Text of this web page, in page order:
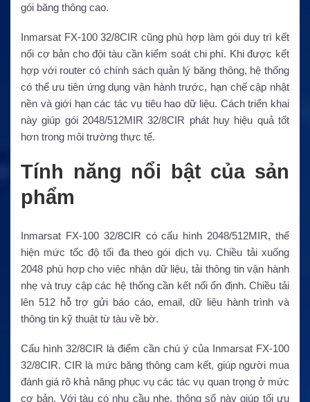
gói băng thông cao.
Inmarsat FX-100 32/8CIR cũng phù hợp làm gói duy trì kết
nối cơ bản cho đội tàu cần kiểm soát chi phí. Khi được kết
hợp với router có chính sách quản lý băng thông, hệ thống
có thể ưu tiên ứng dụng vận hành trước, hạn chế cập nhật
nền và giới hạn các tác vụ tiêu hao dữ liệu. Cách triển khai
này giúp gói 2048/512MIR 32/8CIR phát huy hiệu quả tốt
hơn trong môi trường thực tế.
Tính năng nổi bật của sản
phẩm
Inmarsat FX-100 32/8CIR có cấu hình 2048/512MIR, thể
hiện mức tốc độ tối đa theo gói dịch vụ. Chiều tải xuống
2048 phù hợp cho việc nhận dữ liệu, tải thông tin vận hành
nhẹ và truy cập các hệ thống cần kết nối ổn định. Chiều tải
lên 512 hỗ trợ gửi báo cáo, email, dữ liệu hành trình và
thông tin kỹ thuật từ tàu về bờ.
Cấu hình 32/8CIR là điểm cần chú ý của Inmarsat FX-100
32/8CIR. CIR là mức băng thông cam kết, giúp người mua
đánh giá rõ khả năng phục vụ các tác vụ quan trọng ở mức
cơ bản. Với tàu có nhu cầu nhẹ, thông số này giúp tối ưu